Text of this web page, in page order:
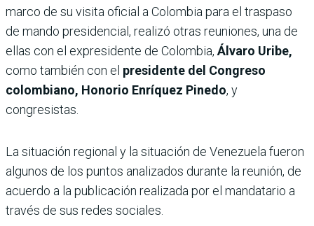
marco de su visita oficial a Colombia para el traspaso
de mando presidencial, realizó otras reuniones, una de
ellas con el expresidente de Colombia, Álvaro Uribe,
como también con el presidente del Congreso
colombiano, Honorio Enríquez Pinedo, y
congresistas.
La situación regional y la situación de Venezuela fueron
algunos de los puntos analizados durante la reunión, de
acuerdo a la publicación realizada por el mandatario a
través de sus redes sociales.